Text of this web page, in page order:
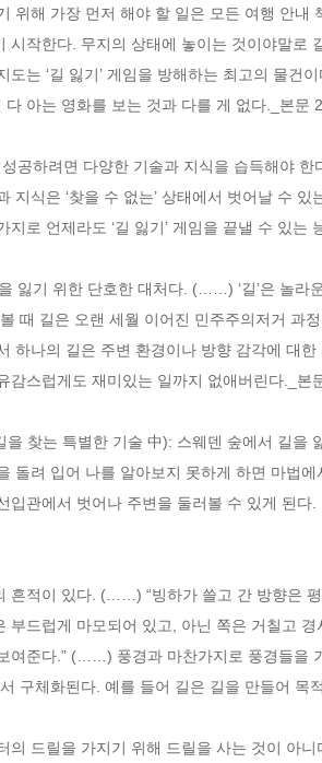
위해 가장 먼저 해야 할 일은 모든 여행 안
시작한다. 무지의 상태에 놓이는 것이야말로
도는 ‘길 잃기’ 게임을 방해하는 최고의 물
다 아는 영화를 보는 것과 다를 게 없다._본문
성공하려면 다양한 기술과 지식을 습득해야
지식은 ‘찾을 수 없는’ 상태에서 벗어날 수
지로 언제라도 ‘길 잃기’ 게임을 끝낼 수 있는
을 잃기 위한 단호한 대처다. (……) ‘길’은 놀
때 길은 오랜 세월 이어진 민주주의저거 과
하나의 길은 주변 환경이나 방향 감각에 대
감스럽게도 재미있는 일까지 없애버린다._본
을 찾는 특별한 기술 中): 스웨덴 숲에서 길을
돌려 입어 나를 알아보지 못하게 하면 마법
입관에서 벗어나 주변을 둘러볼 수 있게 된
흔적이 있다. (……) “빙하가 쓸고 간 방향은
부드럽게 마모되어 있고, 아닌 쪽은 거칠고
여준다.” (……) 풍경과 마찬가지로 풍경들을
구체화된다. 예를 들어 길은 길을 만들어
의 드릴을 가지기 위해 드릴을 사는 것이 아